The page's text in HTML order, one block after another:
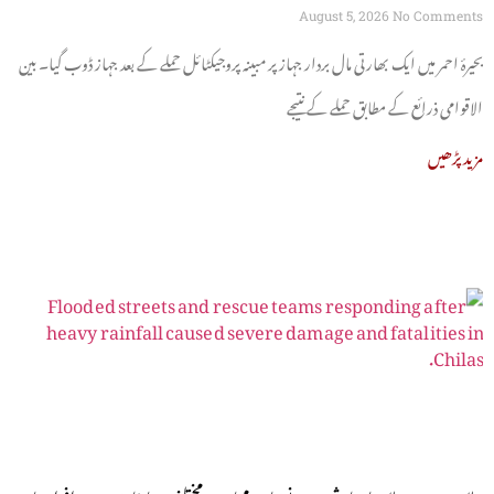
August 5, 2026 No Comments
بحیرۂ احمر میں ایک بھارتی مال بردار جہاز پر مبینہ پروجیکٹائل حملے کے بعد جہاز ڈوب گیا۔ بین
الاقوامی ذرائع کے مطابق حملے کے نتیجے
مزید پڑھیں